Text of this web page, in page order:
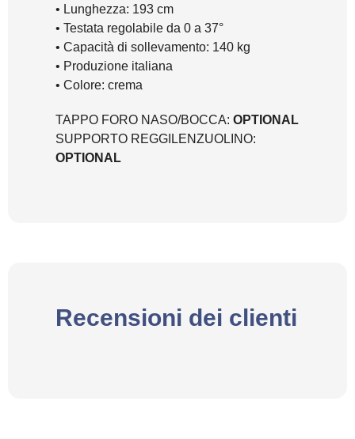
• Lunghezza: 193 cm
• Testata regolabile da 0 a 37°
• Capacità di sollevamento: 140 kg
• Produzione italiana
• Colore: crema
TAPPO FORO NASO/BOCCA: OPTIONAL
SUPPORTO REGGILENZUOLINO:
OPTIONAL
Recensioni dei clienti